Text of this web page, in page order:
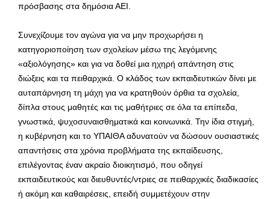
πρόσβασης στα δημόσια ΑΕΙ.
Συνεχίζουμε τον αγώνα για να μην προχωρήσει η
κατηγοριοποίηση των σχολείων μέσω της λεγόμενης
«αξιολόγησης» και για να δοθεί μια ηχηρή απάντηση στις
διώξεις και τα πειθαρχικά. Ο κλάδος των εκπαιδευτικών δίνει με
αυταπάρνηση τη μάχη για να κρατηθούν όρθια τα σχολεία,
δίπλα στους μαθητές και τις μαθήτριες σε όλα τα επίπεδα,
γνωστικά, ψυχοσυναισθηματικά και κοινωνικά. Την ίδια στιγμή,
η κυβέρνηση και το ΥΠΑΙΘΑ αδυνατούν να δώσουν ουσιαστικές
απαντήσεις στα χρόνια προβλήματα της εκπαίδευσης,
επιλέγοντας έναν ακραίο διοικητισμό, που οδηγεί
εκπαιδευτικούς και διευθυντές/ντριες σε πειθαρχικές διαδικασίες
ή ακόμη και καθαιρέσεις, επειδή συμμετέχουν στην